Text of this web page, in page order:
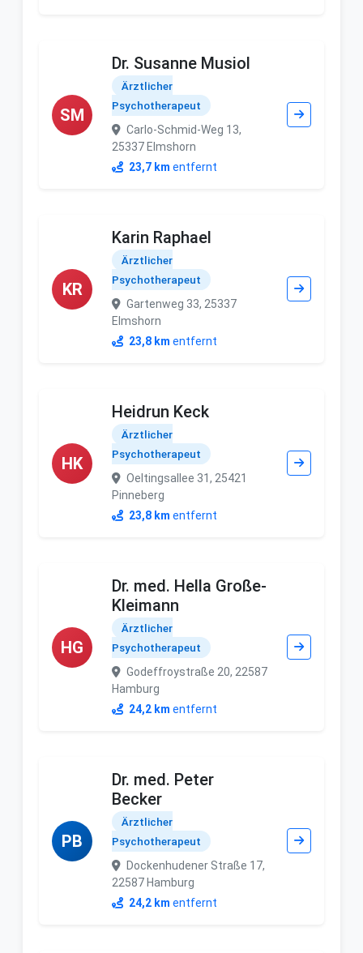
SM
Dr. Susanne Musiol
Ärztlicher
Psychotherapeut
Carlo-Schmid-Weg 13,
25337 Elmshorn
23,7 km entfernt
KR
Karin Raphael
Ärztlicher
Psychotherapeut
Gartenweg 33, 25337
Elmshorn
23,8 km entfernt
HK
Heidrun Keck
Ärztlicher
Psychotherapeut
Oeltingsallee 31, 25421
Pinneberg
23,8 km entfernt
HG
Dr. med. Hella Große-
Kleimann
Ärztlicher
Psychotherapeut
Godeffroystraße 20, 22587
Hamburg
24,2 km entfernt
PB
Dr. med. Peter
Becker
Ärztlicher
Psychotherapeut
Dockenhudener Straße 17,
22587 Hamburg
24,2 km entfernt